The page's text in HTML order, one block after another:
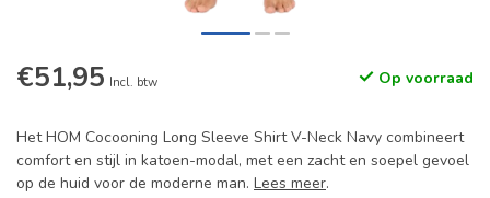
€51,95 Incl. btw Op voorraad
Het HOM Cocooning Long Sleeve Shirt V-Neck Navy combineert
comfort en stijl in katoen-modal, met een zacht en soepel gevoel
op de huid voor de moderne man. Lees meer.